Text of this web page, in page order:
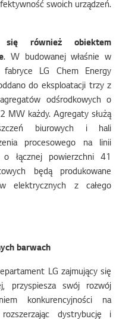
swoich urządzeń.
również obiektem
. W budowanej właśnie w
fabryce LG Chem Energy
do eksploatacji trzy z
odśrodkowych o
MW każdy. Agregaty służą
biurowych i hali
procesowego na linii
łącznej powierzchni 41
będą produkowane
elektrycznych z całego
barwach
LG zajmujący się
przyspiesza swój rozwój
konkurencyjności na
dystrybucję i